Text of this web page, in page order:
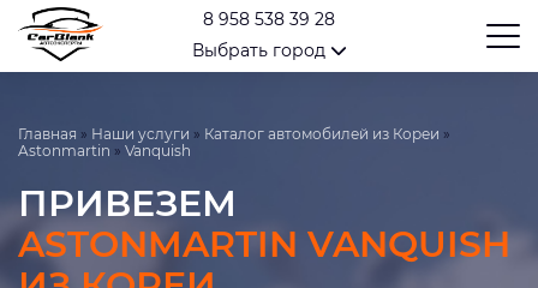
8 958 538 39 28
Выбрать город
Главная » Наши услуги » Каталог автомобилей из Кореи »
Astonmartin » Vanquish
ПРИВЕЗЕМ
ASTONMARTIN VANQUISH